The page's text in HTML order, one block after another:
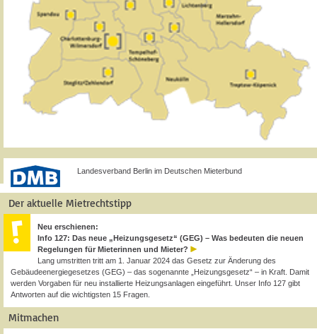
Landesverband Berlin im Deutschen Mieterbund
Der aktuelle Mietrechtstipp
Neu erschienen:
Info 127: Das neue „Heizungsgesetz“ (GEG) – Was bedeuten die neuen
Regelungen für Mieterinnen und Mieter?
Lang umstritten tritt am 1. Januar 2024 das Gesetz zur Änderung des
Gebäudeenergiegesetzes (GEG) – das sogenannte „Heizungsgesetz“ – in Kraft. Damit
werden Vorgaben für neu installierte Heizungsanlagen eingeführt. Unser Info 127 gibt
Antworten auf die wichtigsten 15 Fragen.
Mitmachen